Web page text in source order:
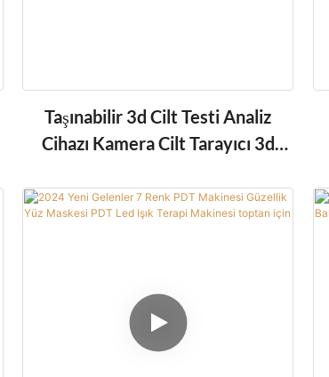
Taşınabilir 3d Cilt Testi Analiz
Cihazı Kamera Cilt Tarayıcı 3d
Makinesi